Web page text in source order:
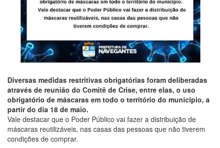
Diversas medidas restritivas obrigatórias foram deliberadas
através de reunião do Comitê de Crise, entre elas, o uso
obrigatório de máscaras em todo o território do município, a
partir do dia 18 de maio.
Vale destacar que o Poder Público vai fazer a distribuição de
máscaras reutilizáveis, nas casas das pessoas que não tiverem
condições de comprar.